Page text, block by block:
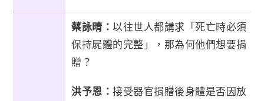
蔡詠晴：以往世人都講求「死亡時必須
保持屍體的完整」，那為何他們想要捐
贈？
洪予恩：接受器官捐贈後身體是否因放